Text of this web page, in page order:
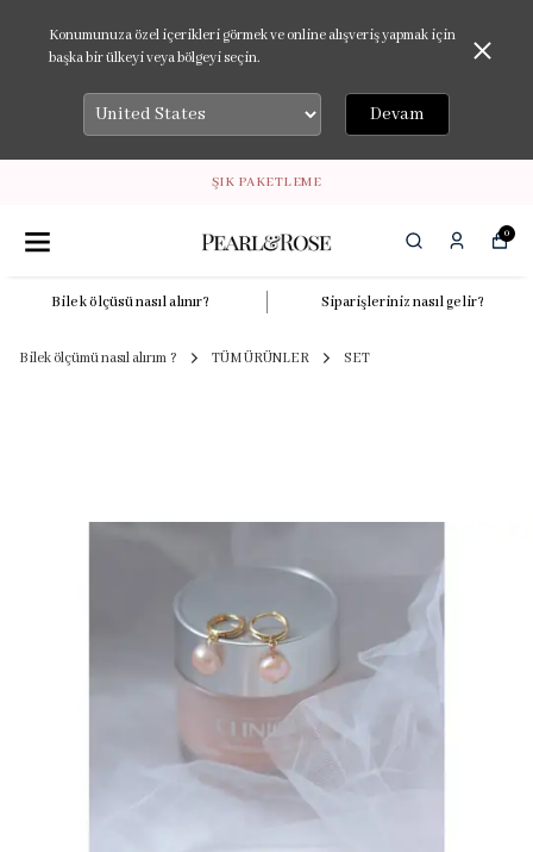
Konumunuza özel içerikleri görmek ve online alışveriş yapmak için
başka bir ülkeyi veya bölgeyi seçin.
Devam
ŞIK PAKETLEME
0
Bilek ölçüsü nasıl alınır? Siparişleriniz nasıl gelir?
Bilek ölçümü nasıl alırım ? TÜM ÜRÜNLER SET